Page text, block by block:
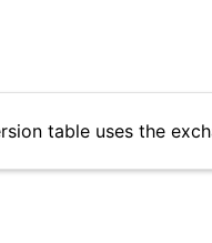
table uses the